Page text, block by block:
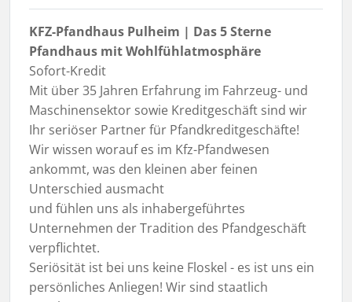
KFZ-Pfandhaus Pulheim | Das 5 Sterne
Pfandhaus mit Wohlfühlatmosphäre
Sofort-Kredit
Mit über 35 Jahren Erfahrung im Fahrzeug- und
Maschinensektor sowie Kreditgeschäft sind wir
Ihr seriöser Partner für Pfandkreditgeschäfte!
Wir wissen worauf es im Kfz-Pfandwesen
ankommt, was den kleinen aber feinen
Unterschied ausmacht
und fühlen uns als inhabergeführtes
Unternehmen der Tradition des Pfandgeschäft
verpflichtet.
Seriösität ist bei uns keine Floskel - es ist uns ein
persönliches Anliegen! Wir sind staatlich